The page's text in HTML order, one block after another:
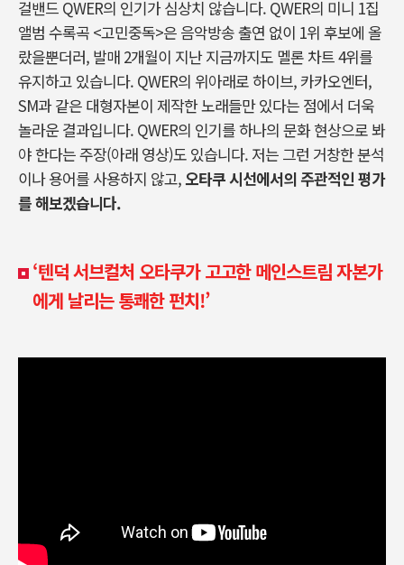
걸밴드 QWER의 인기가 심상치 않습니다. QWER의 미니 1집
앨범 수록곡 <고민중독>은 음악방송 출연 없이 1위 후보에 올
랐을뿐더러, 발매 2개월이 지난 지금까지도 멜론 차트 4위를
유지하고 있습니다. QWER의 위아래로 하이브, 카카오엔터,
SM과 같은 대형자본이 제작한 노래들만 있다는 점에서 더욱
놀라운 결과입니다. QWER의 인기를 하나의 문화 현상으로 봐
야 한다는 주장(아래 영상)도 있습니다. 저는 그런 거창한 분석
이나 용어를 사용하지 않고,오타쿠 시선에서의 주관적인 평가
를 해보겠습니다.
‘텐덕 서브컬처 오타쿠가 고고한 메인스트림 자본가
에게 날리는 통쾌한 펀치!’